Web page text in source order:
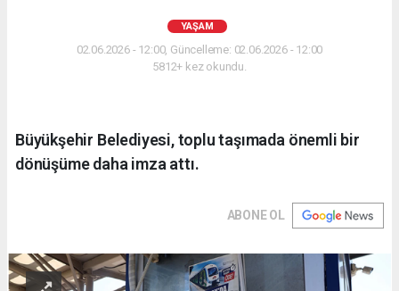
YAŞAM
02.06.2026 - 12:00, Güncelleme: 02.06.2026 - 12:00
5812+ kez okundu.
Büyükşehir Belediyesi, toplu taşımada önemli bir
dönüşüme daha imza attı.
ABONE OL